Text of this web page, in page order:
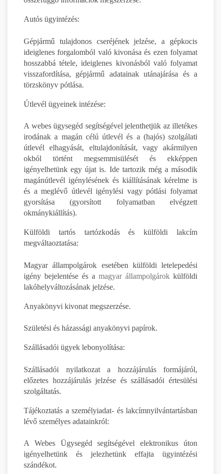
Autós ügyintézés:
Gépjármű tulajdonos cseréjének jelzése, a gépkocis
ideiglenes forgalomból való kivonása és ezen folyamat
hosszabbá tétele, ideiglenes kivonásból való folyamat
visszafordítása, gépjármű adatainak utánajárása és a
törzskönyv pótlása.
Útlevél ügyeinek intézése:
A webes ügysegéd segítségével jelenthetjük az illetékes
irodának a magán célú útlevél és a (hajós) szolgálati
útlevél elhagyását, eltulajdonítását, vagy akármilyen
okból történt megsemmisülését és ekképpen
igényelhetünk egy újat is. Ide tartozik még a második
magánútlevél igénylésének és kiállításának kérelme is
és a meglévő útlevél igénylési vagy pótlási folyamat
gyorsítása (gyorsított folyamatban elvégzett
okmánykiállítás).
Külföldi tartós tartózkodás és külföldi lakcím
megváltaoztatása:
Magyar állampolgárok esetében külföldi letelepedési
igény bejelentése és a magyar állampolgárok külföldi
lakóhelyváltozásának jelzése.
Anyakönyvi kivonat megszerzése.
Születési és házassági anyakönyvi papírok.
Szállásadói ügyek lebonyolítása:
Szállásadói nyilatkozat a hozzájárulás formájáról,
előzetes hozzájárulás jelzése és szállásadói értesülési
szolgáltatás.
Tájékoztatás a személyiadat- és lakcímnyilvántartásban
lévő személyes adatainkról:
A Webes Ügysegéd segítségével elektronikus úton
igényelhetünk és jelezhetünk effajta ügyintézési
szándékot.